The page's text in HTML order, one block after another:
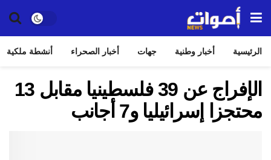
الرئيسية أخبار وطنية جهات أخبار الصحراء أنشطة ملكية
الإفراج عن 39 فلسطينيا مقابل 13
محتجزا إسرائيليا و7 أجانب